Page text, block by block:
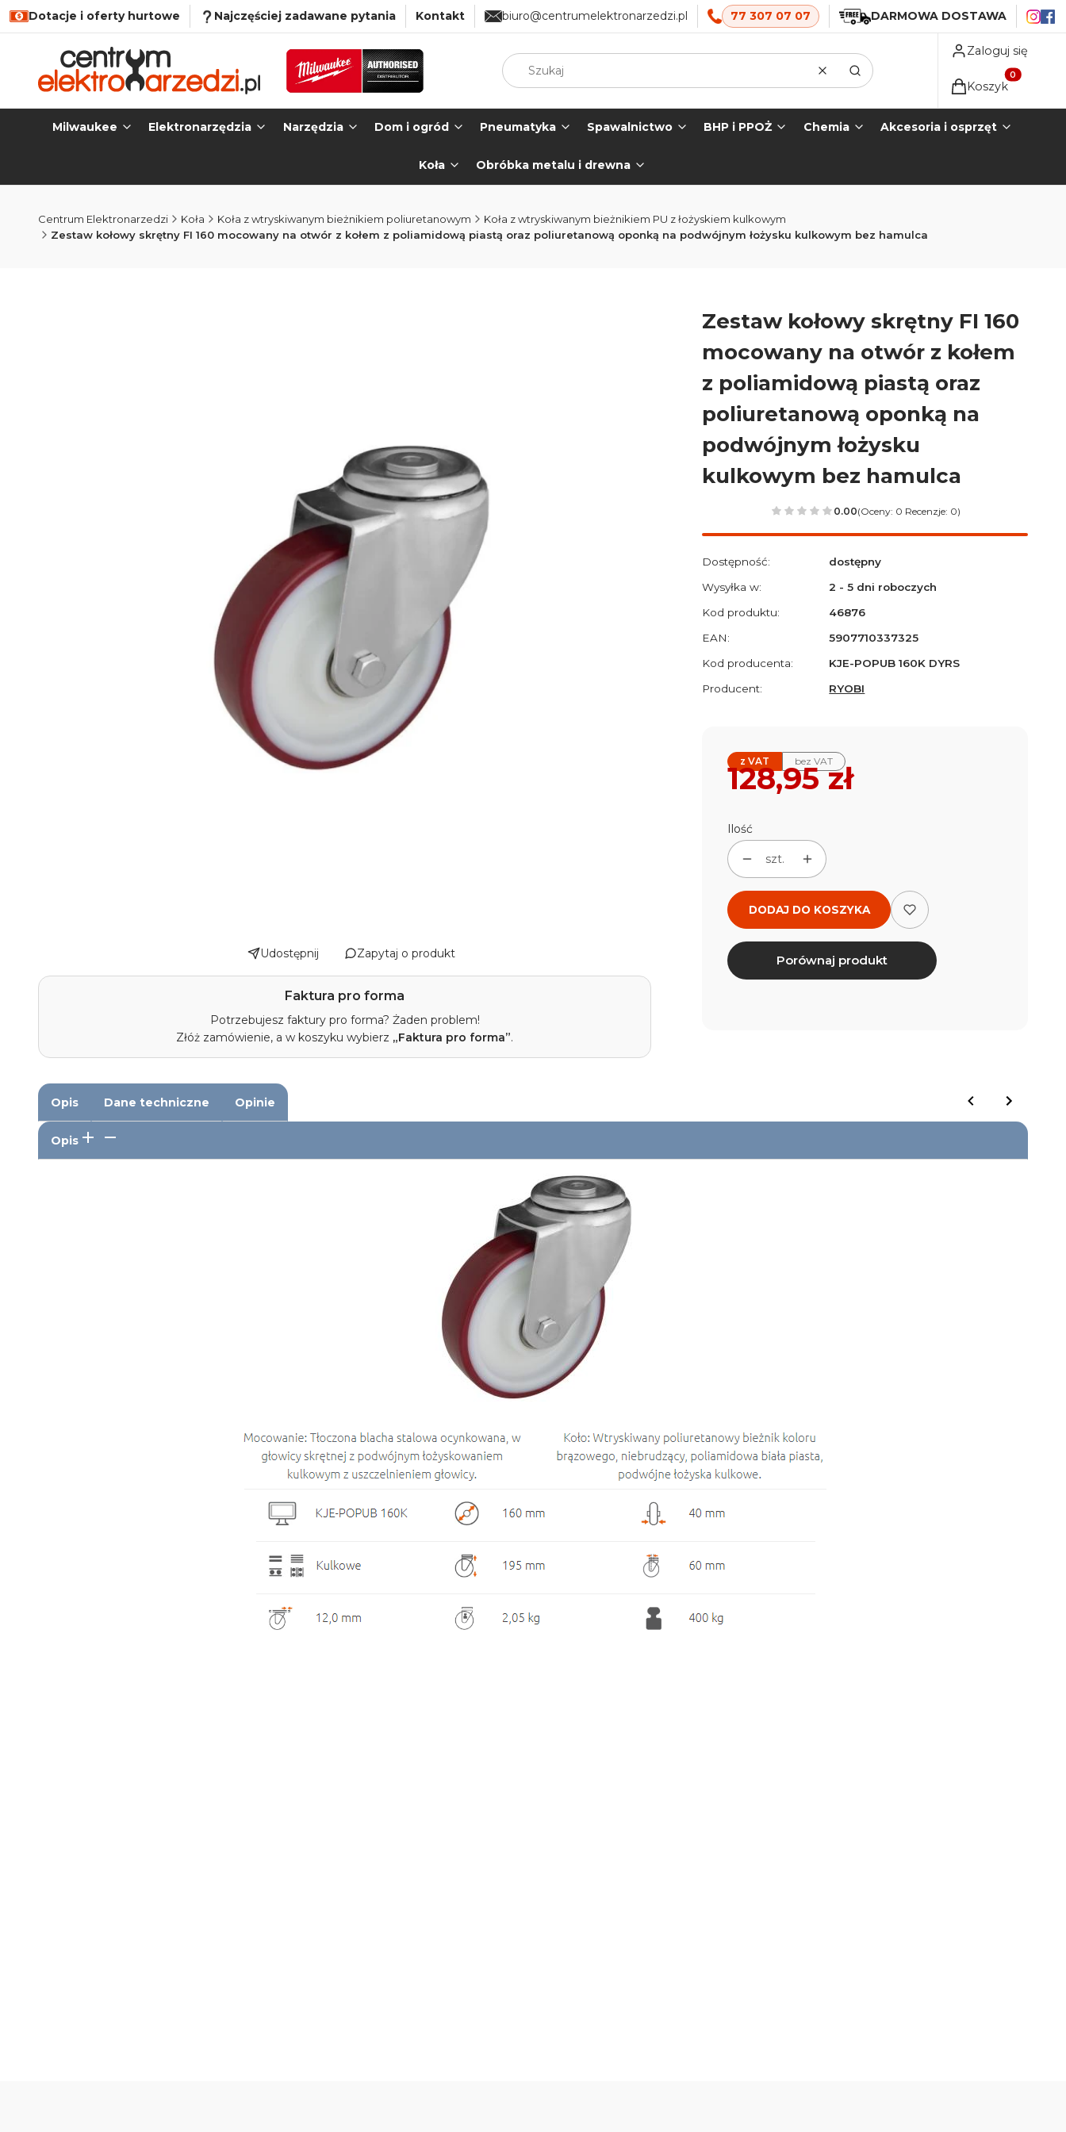
Dotacje i oferty hurtowe Najczęściej zadawane pytania Kontakt biuro@centrumelektronarzedzi.pl 77 307 07 07 DARMOWA DOSTAWA
Wyczyść
Szukaj
Zaloguj się
Produkty w
Koszyk
Milwaukee Elektronarzędzia Narzędzia Dom i ogród Pneumatyka Spawalnictwo BHP i PPOŻ Chemia Akcesoria i osprzęt
Koła Obróbka metalu i drewna
Centrum Elektronarzedzi Koła Koła z wtryskiwanym bieżnikiem poliuretanowym
Koła z wtryskiwanym bieżnikiem PU z łożyskiem kulkowym
Zestaw kołowy skrętny FI 160 mocowany na otwór z kołem z poliamidową piastą oraz poliuretanową oponką na podwójnym łożysku kulkowym bez hamulca
Udostępnij Zapytaj o produkt
Faktura pro forma
Potrzebujesz faktury pro forma? Żaden problem!
Złóż zamówienie, a w koszyku wybierz „Faktura pro forma”.
Zestaw kołowy skrętny FI 160
mocowany na otwór z kołem
z poliamidową piastą oraz
poliuretanową oponką na
podwójnym łożysku
kulkowym bez hamulca
0.00(Oceny: 0 Recenzje: 0)
Dostępność:
dostępny
Wysyłka w:
2 - 5 dni roboczych
Kod produktu:
46876
EAN:
5907710337325
Kod producenta:
KJE-POPUB 160K DYRS
Producent:
RYOBI
z VAT bez VAT
Cena
128,95 zł
Ilość
szt.
DODAJ DO KOSZYKA
Porównaj produkt
Opis Dane techniczne Opinie
Opis